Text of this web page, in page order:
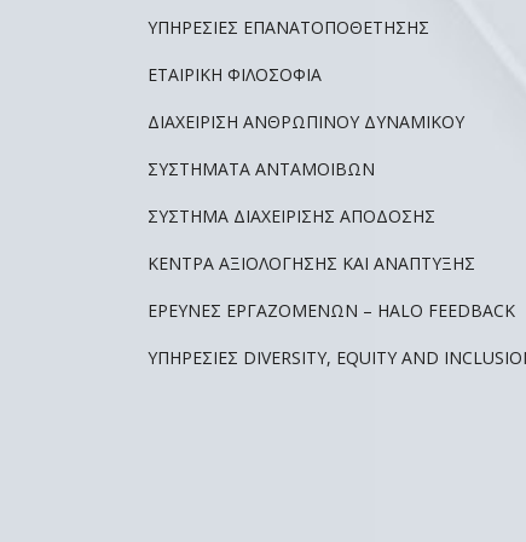
ΥΠΗΡΕΣΊΕΣ ΕΠΑΝΑΤΟΠΟΘΈΤΗΣΗΣ
ΕΤΑΙΡΙΚΉ ΦΙΛΟΣΟΦΊΑ
ΔΙΑΧΕΊΡΙΣΗ ΑΝΘΡΏΠΙΝΟΥ ΔΥΝΑΜΙΚΟΎ
ΣΥΣΤΉΜΑΤΑ ΑΝΤΑΜΟΙΒΏΝ
ΣΎΣΤΗΜΑ ΔΙΑΧΕΊΡΙΣΗΣ ΑΠΌΔΟΣΗΣ
ΚΈΝΤΡΑ ΑΞΙΟΛΌΓΗΣΗΣ ΚΑΙ ΑΝΆΠΤΥΞΗΣ
ΈΡΕΥΝΕΣ ΕΡΓΑΖΟΜΈΝΩΝ – HALO FEEDBACK
ΥΠΗΡΕΣΊΕΣ DIVERSITY, EQUITY AND